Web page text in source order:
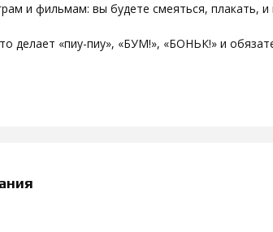
и фильмам: вы будете смеяться, плакать, и
делает «пиу-пиу», «БУМ!», «БОНЬК!» и